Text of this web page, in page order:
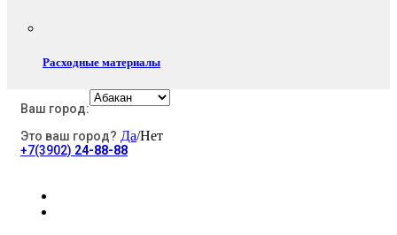
Расходные материалы
Электротовары
Ваш город:
Это ваш город? Да/Нет
+7(3902) 24-88-88